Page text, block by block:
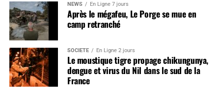
NEWS En Ligne 7 jours
Après le mégafeu, Le Porge se mue en
camp retranché
SOCIÉTÉ En Ligne 2 jours
Le moustique tigre propage chikungunya,
dengue et virus du Nil dans le sud de la
France